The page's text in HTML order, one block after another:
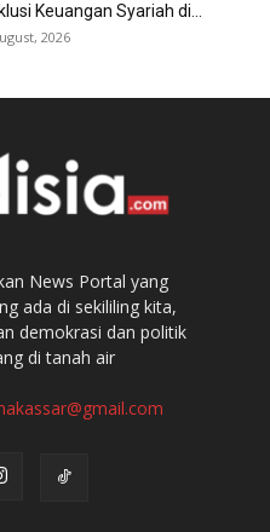
Keuangan Syariah di...
2026
News Portal yang
ada di sekililing kita,
demokrasi dan politik
di tanah air